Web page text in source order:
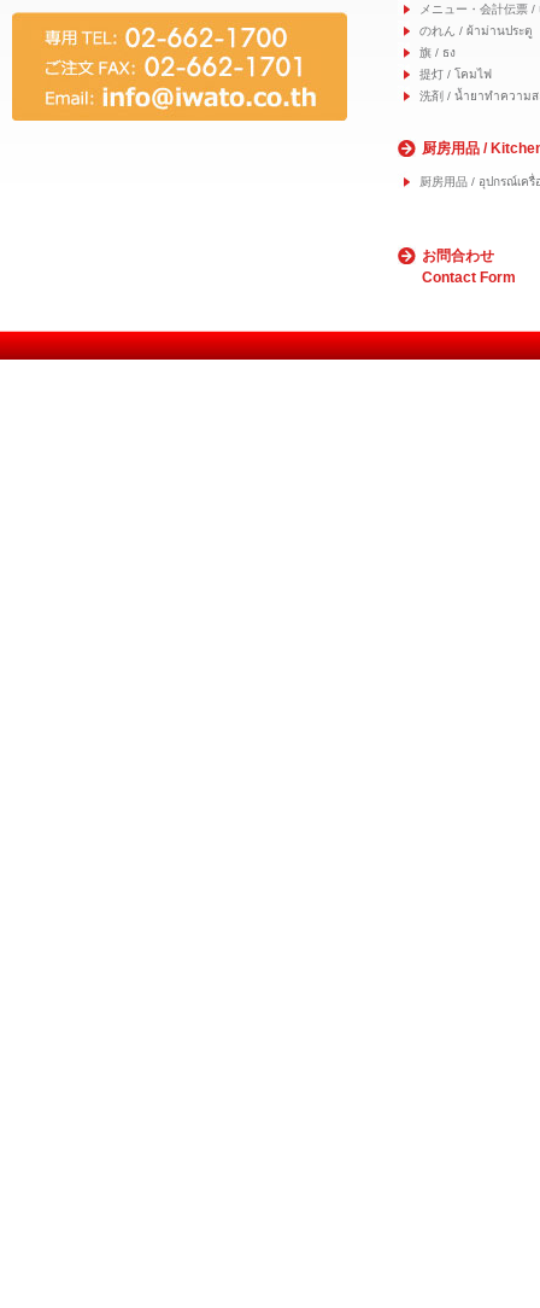
メニュー・会計伝票 /
のれん / ผ้าม่านประตู
旗 / ธง
提灯 / โคมไฟ
洗剤 / น้ำยาทำความ
厨房用品 /
厨房用品 / อุปกรณ์เครื่
お問合わせ
Contact Form